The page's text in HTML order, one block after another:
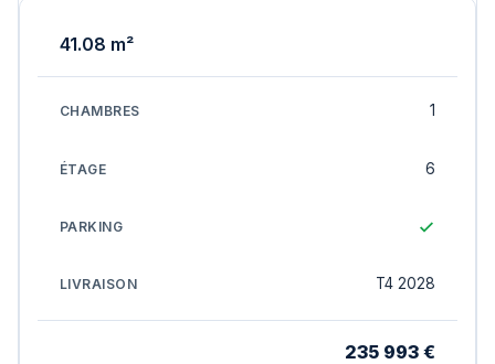
41.08 m²
1
6
T4 2028
235 993 €